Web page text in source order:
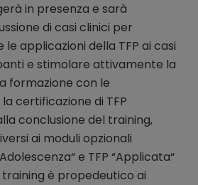
in presenza e sarà
di casi clinici per
applicazioni della TFP ai casi
e stimolare attivamente la
formazione con le
certificazione di TFP
conclusione del training,
ai moduli opzionali
e TFP “Applicata“
è propedeutico ai